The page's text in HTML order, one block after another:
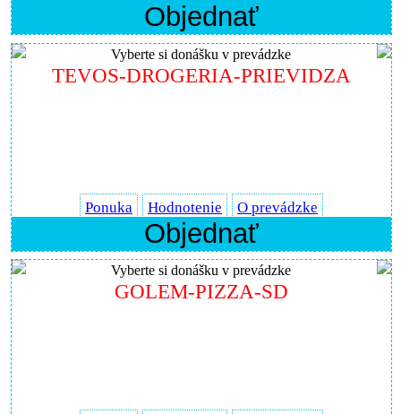
Objednať
Vyberte si donášku v prevádzke
TEVOS-DROGERIA-PRIEVIDZA
Ponuka Hodnotenie O prevádzke
Objednať
Vyberte si donášku v prevádzke
GOLEM-PIZZA-SD